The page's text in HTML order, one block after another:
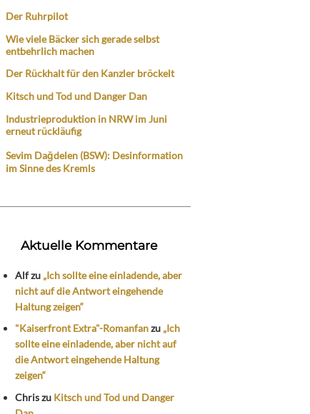
Der Ruhrpilot
Wie viele Bäcker sich gerade selbst
entbehrlich machen
Der Rückhalt für den Kanzler bröckelt
Kitsch und Tod und Danger Dan
Industrieproduktion in NRW im Juni
erneut rückläufig
Sevim Dağdelen (BSW): Desinformation
im Sinne des Kremls
Aktuelle Kommentare
Alfzu „Ich sollte eine einladende, aber
nicht auf die Antwort eingehende
Haltung zeigen“
"Kaiserfront Extra"-Romanfanzu „Ich
sollte eine einladende, aber nicht auf
die Antwort eingehende Haltung
zeigen“
Chriszu Kitsch und Tod und Danger